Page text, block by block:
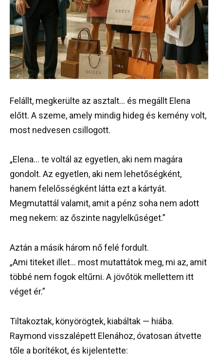
Felállt, megkerülte az asztalt… és megállt Elena
előtt. A szeme, amely mindig hideg és kemény volt,
most nedvesen csillogott.
„Elena… te voltál az egyetlen, aki nem magára
gondolt. Az egyetlen, aki nem lehetőségként,
hanem felelősségként látta ezt a kártyát.
Megmutattál valamit, amit a pénz soha nem adott
meg nekem: az őszinte nagylelkűséget.”
Aztán a másik három nő felé fordult.
„Ami titeket illet… most mutattátok meg, mi az, amit
többé nem fogok eltűrni. A jövőtök mellettem itt
véget ér.”
Tiltakoztak, könyörögtek, kiabáltak — hiába.
Raymond visszalépett Elenához, óvatosan átvette
tőle a borítékot, és kijelentette: